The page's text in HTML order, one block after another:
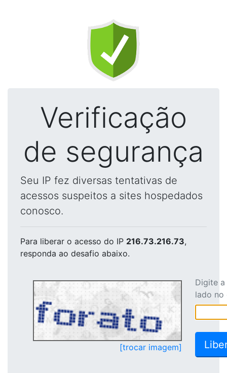
Verificação
de segurança
Seu IP fez diversas tentativas de
acessos suspeitos a sites hospedados
conosco.
Para liberar o acesso do IP 216.73.216.73,
responda ao desafio abaixo.
[trocar imagem]
Digite
lado no